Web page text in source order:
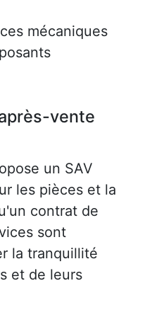
mécaniques
vente
un SAV
les pièces et la
contrat de
sont
la tranquillité
et de leurs